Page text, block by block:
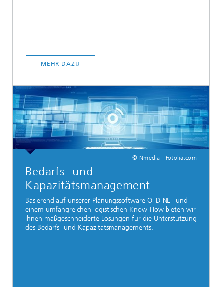
MEHR DAZU
© Nmedia - Fotolia.com
Bedarfs- und
Kapazitätsmanagement
Basierend auf unserer Planungssoftware OTD-NET und
einem umfangreichen logistischen Know-How bieten wir
Ihnen maßgeschneiderte Lösungen für die Unterstützung
des Bedarfs- und Kapazitätsmanagements.